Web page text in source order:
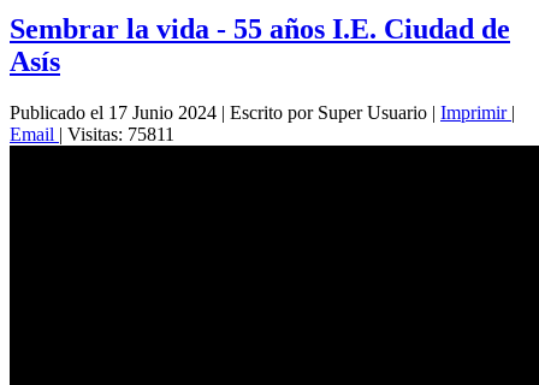
Sembrar la vida - 55 años I.E. Ciudad de
Asís
Publicado el 17 Junio 2024 | Escrito por Super Usuario | Imprimir |
Email | Visitas: 75811